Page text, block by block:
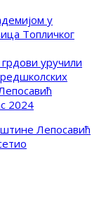
у
Топличког
уручили
2024